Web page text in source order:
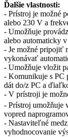
Ďalšie vlastnosti:
- Prístroj je možné
alebo 230 V a
- Umožňuje
alebo automaticky
- Je možné pripojiť
vykonávať
- Umožňuje vložit
- Komunikuje s PC
dát do/z PC a
- V prístroji je
- Prístroj umožňuje
vopred
- Nastaviteľné
vyhodnocovanie